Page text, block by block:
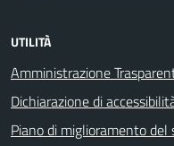
UTILITÀ
Amministrazione
Dichiarazione di
Piano di miglioramento del